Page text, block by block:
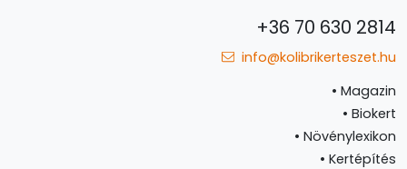
+36 70 630 2814
info@kolibrikerteszet.hu
• Magazin
• Biokert
• Növénylexikon
• Kertépítés